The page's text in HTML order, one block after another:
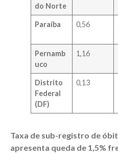
do Norte
Paraíba 0,56
Pernamb
uco
1,16
Distrito
Federal
(DF)
0,13
Taxa de sub-registro de
apresenta queda de 1,5%